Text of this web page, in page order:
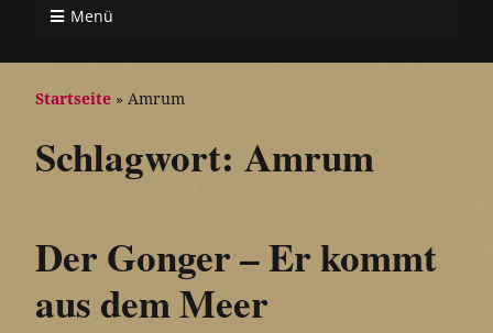
Menü
Startseite » Amrum
Schlagwort: Amrum
Der Gonger – Er kommt
aus dem Meer